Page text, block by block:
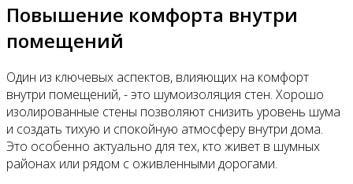
Повышение комфорта внутри
помещений
Один из ключевых аспектов, влияющих на комфорт
внутри помещений, - это шумоизоляция стен. Хорошо
изолированные стены позволяют снизить уровень шума
и создать тихую и спокойную атмосферу внутри дома.
Это особенно актуально для тех, кто живет в шумных
районах или рядом с оживленными дорогами.